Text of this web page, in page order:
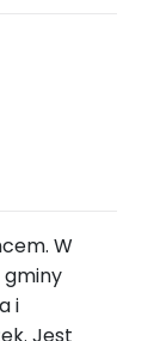
W
gminy
i